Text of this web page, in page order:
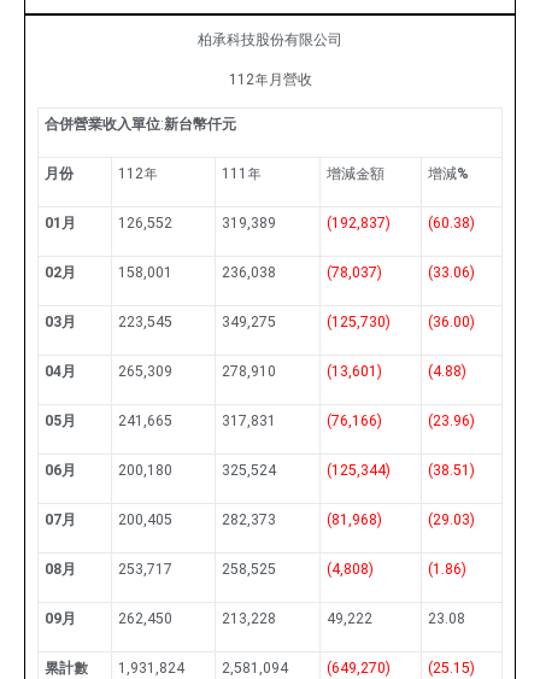
柏承科技股份有限公司
112年月營收
合併營業收入單位:新台幣仟元
月份 112年 111年 增減金額 增減%
01月 126,552 319,389 (192,837) (60.38)
02月 158,001 236,038 (78,037) (33.06)
03月 223,545 349,275 (125,730) (36.00)
04月 265,309 278,910 (13,601) (4.88)
05月 241,665 317,831 (76,166) (23.96)
06月 200,180 325,524 (125,344) (38.51)
07月 200,405 282,373 (81,968) (29.03)
08月 253,717 258,525 (4,808) (1.86)
09月 262,450 213,228 49,222 23.08
累計數 1,931,824 2,581,094 (649,270) (25.15)